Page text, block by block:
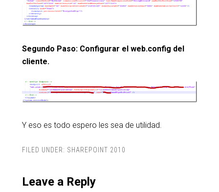
Segundo Paso: Configurar el web.config del
cliente.
Y eso es todo espero les sea de utilidad.
FILED UNDER: SHAREPOINT 2010
Leave a Reply